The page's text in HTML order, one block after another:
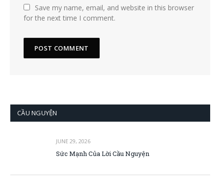
Save my name, email, and website in this browser
for the next time I comment.
CẦU NGUYỆN
JUNE 29, 2026
Sức Mạnh Của Lời Cầu Nguyện